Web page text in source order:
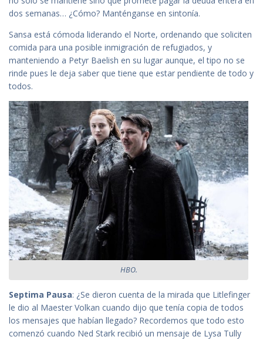
dos semanas… ¿Cómo? Manténganse en sintonía.
Sansa está cómoda liderando el Norte, ordenando que soliciten
comida para una posible inmigración de refugiados, y
manteniendo a Petyr Baelish en su lugar aunque, el tipo no se
rinde pues le deja saber que tiene que estar pendiente de todo y
todos.
HBO.
Septima Pausa: ¿Se dieron cuenta de la mirada que Litlefinger
le dio al Maester Volkan cuando dijo que tenía copia de todos
los mensajes que habían llegado? Recordemos que todo esto
comenzó cuando Ned Stark recibió un mensaje de Lysa Tully